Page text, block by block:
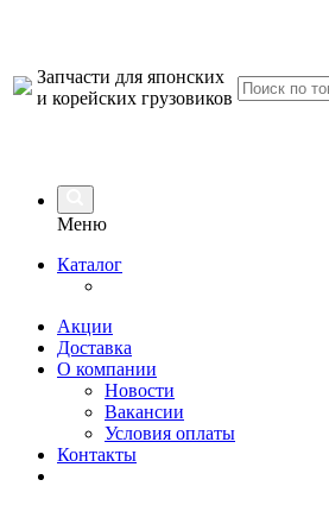
Запчасти для японских
и корейских грузовиков
Меню
Каталог
Акции
Доставка
О компании
Новости
Вакансии
Условия оплаты
Контакты